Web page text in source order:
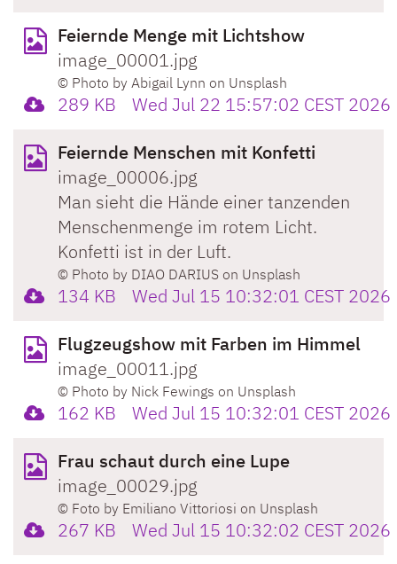
Feiernde Menge mit Lichtshow
image_00001.jpg
© Photo by Abigail Lynn on Unsplash
289 KB
Wed Jul 22 15:57:02 CEST 2026
Feiernde Menschen mit Konfetti
image_00006.jpg
Man sieht die Hände einer tanzenden
Menschenmenge im rotem Licht.
Konfetti ist in der Luft.
© Photo by DIAO DARIUS on Unsplash
134 KB
Wed Jul 15 10:32:01 CEST 2026
Flugzeugshow mit Farben im Himmel
image_00011.jpg
© Photo by Nick Fewings on Unsplash
162 KB
Wed Jul 15 10:32:01 CEST 2026
Frau schaut durch eine Lupe
image_00029.jpg
© Foto by Emiliano Vittoriosi on Unsplash
267 KB
Wed Jul 15 10:32:02 CEST 2026